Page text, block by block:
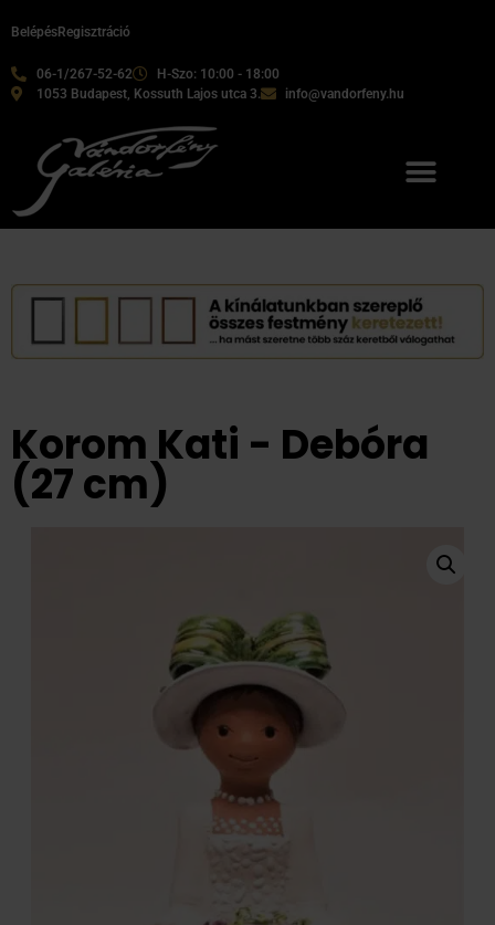
06-1/267-52-62
H-Szo: 10:00 - 18:00
1053 Budapest, Kossuth Lajos utca 3.
info@vandorfeny.hu
BelépésRegisztráció
Korom Kati - Debóra
(27 cm)